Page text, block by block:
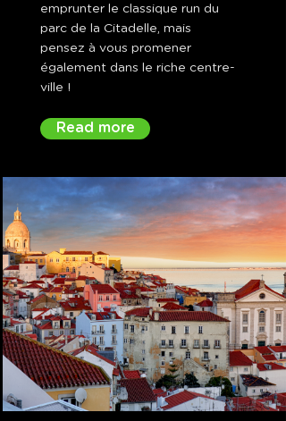
emprunter le classique run du
parc de la Citadelle, mais
pensez à vous promener
également dans le riche centre-
ville !
Read more